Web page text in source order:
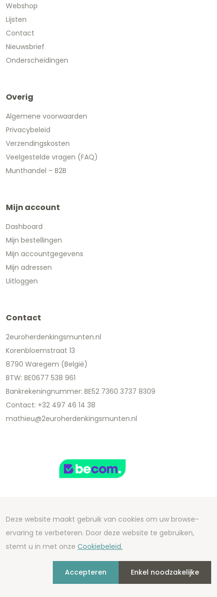
Webshop
Lijsten
Contact
Nieuwsbrief
Onderscheidingen
Overig
Algemene voorwaarden
Privacybeleid
Verzendingskosten
Veelgestelde vragen (FAQ)
Munthandel – B2B
Mijn account
Dashboard
Mijn bestellingen
Mijn accountgegevens
Mijn adressen
Uitloggen
Contact
2euroherdenkingsmunten.nl
Korenbloemstraat 13
8790 Waregem (België)
BTW: BE0677 538 961
Bankrekeningnummer: BE52 7360 3737 8309
Contact: +32 497 46 14 38
mathieu@2euroherdenkingsmunten.nl
Copyright 2026 We Can Do Better Online BV
Development by2mprove- Content by
2euroherdenkingsmunten.nl
Deze website maakt gebruik van cookies om uw browse-
ervaring te verbeteren. Door deze website te gebruiken,
stemt u in met onze Cookiebeleid.
Accepteren Enkel noodzakelijke